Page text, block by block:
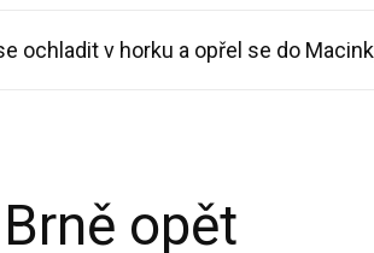
ochladit v horku a opřel se do Macinky
tři měsíce: Chtěl jsem se líbit Báře
opět